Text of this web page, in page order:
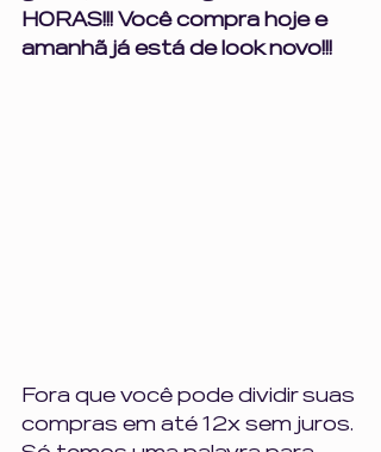
HORAS!!! Você compra hoje e
amanhã já está de look novo!!!
Fora que você pode dividir suas
compras em até 12x sem juros.